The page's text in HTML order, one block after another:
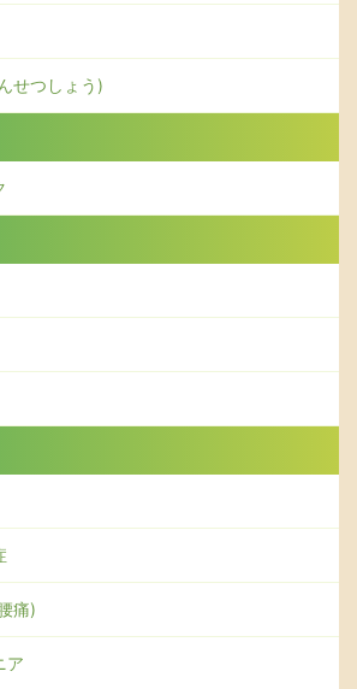
せつしょう)
痛)
ア